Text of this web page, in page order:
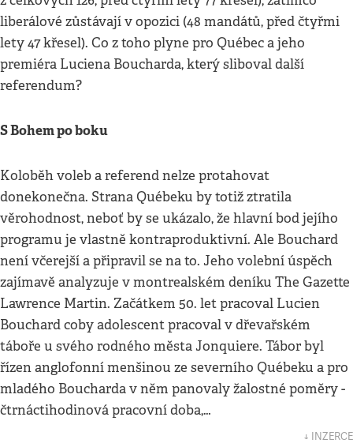
liberálové zůstávají v opozici (48 mandátů, před čtyřmi
lety 47 křesel). Co z toho plyne pro Québec a jeho
premiéra Luciena Boucharda, který sliboval další
referendum?
S Bohem po boku
Koloběh voleb a referend nelze protahovat
donekonečna. Strana Québeku by totiž ztratila
věrohodnost, neboť by se ukázalo, že hlavní bod jejího
programu je vlastně kontraproduktivní. Ale Bouchard
není včerejší a připravil se na to. Jeho volební úspěch
zajímavě analyzuje v montrealském deníku The Gazette
Lawrence Martin. Začátkem 50. let pracoval Lucien
Bouchard coby adolescent pracoval v dřevařském
táboře u svého rodného města Jonquiere. Tábor byl
řízen anglofonní menšinou ze severního Québeku a pro
mladého Boucharda v něm panovaly žalostné poměry -
čtrnáctihodinová pracovní doba,…
↓ INZERCE